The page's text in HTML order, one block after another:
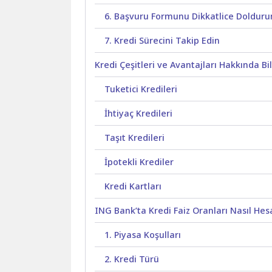
6. Başvuru Formunu Dikkatlice
7. Kredi Sürecini Takip Edin
Kredi Çeşitleri ve Avantajları Hakkında
Tuketici Kredileri
İhtiyaç Kredileri
Taşıt Kredileri
İpotekli Krediler
Kredi Kartları
ING Bank’ta Kredi Faiz Oranları Nasıl
1. Piyasa Koşulları
2. Kredi Türü